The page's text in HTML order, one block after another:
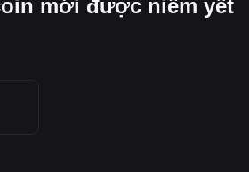
mới được niêm yết